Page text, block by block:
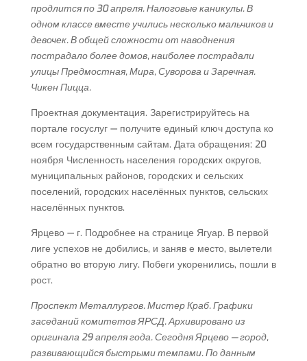
продлится по 30 апреля. Налоговые каникулы. В
одном классе вместе учились несколько мальчиков и
девочек. В общей сложности от наводнения
пострадало более домов, наиболее пострадали
улицы Предмостная, Мира, Суворова и Заречная.
Чикен Пицца.
Проектная документация. Зарегистрируйтесь на
портале госуслуг — получите единый ключ доступа ко
всем государственным сайтам. Дата обращения: 20
ноября Численность населения городских округов,
муниципальных районов, городских и сельских
поселений, городских населённых пунктов, сельских
населённых пунктов.
Ярцево — г. Подробнее на странице Ягуар. В первой
лиге успехов не добились, и заняв е место, вылетели
обратно во вторую лигу. Побеги укоренились, пошли в
рост.
Проспект Металлургов. Мистер Краб. Графики
заседаний комитетов ЯРСД. Архивировано из
оригинала 29 апреля года. Сегодня Ярцево — город,
развивающийся быстрыми темпами. По данным